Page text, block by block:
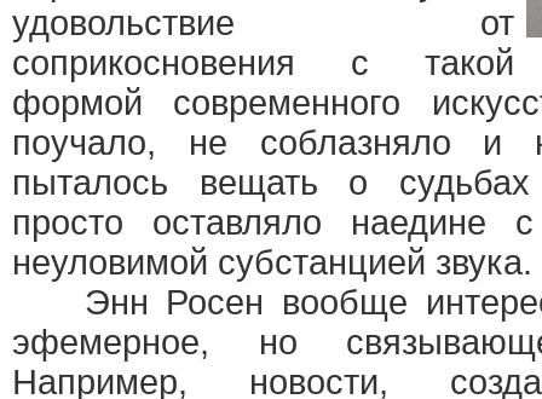
удовольствие от
соприкосновения с такой
формой современного
поучало, не соблазняло и
пыталось вещать о
просто оставляло
неуловимой субстанцией звука.
Энн Росен вообще
эфемерное, но
Например, новости,